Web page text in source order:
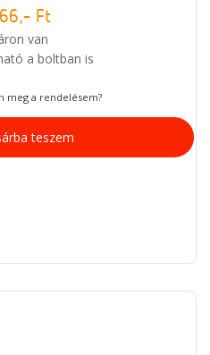
Ft
van
a boltban is
meg a rendelésem?
teszem